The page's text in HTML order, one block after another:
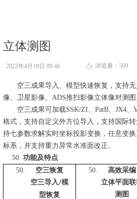
立体测图
空三成果导入、模型快速恢复，支持无
像、卫星影像、ADS推扫影像立体像对测图
空三成果可加载SSK/ZI、PatB、JX4、
格式，支持自定义外方位导入，支持国际
持七参数求解实时坐标投影变换，任意变
标系，并支持重力异常水准面改正。
功能及特点
空三恢复
空三导入/模
型恢复
高效采编
立体平面联
测图
2022年4月18日 09:46 ꄘ 浏览量： 569